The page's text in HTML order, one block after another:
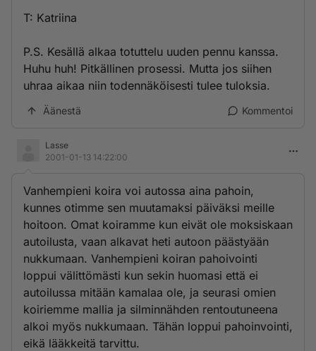
T: Katriina
P.S. Kesällä alkaa totuttelu uuden pennu kanssa.
Huhu huh! Pitkällinen prosessi. Mutta jos siihen
uhraa aikaa niin todennäköisesti tulee tuloksia.
Äänestä Kommentoi
Lasse
2001-01-13 14:22:00
Vanhempieni koira voi autossa aina pahoin,
kunnes otimme sen muutamaksi päiväksi meille
hoitoon. Omat koiramme kun eivät ole moksiskaan
autoilusta, vaan alkavat heti autoon päästyään
nukkumaan. Vanhempieni koiran pahoivointi
loppui välittömästi kun sekin huomasi että ei
autoilussa mitään kamalaa ole, ja seurasi omien
koiriemme mallia ja silminnähden rentoutuneena
alkoi myös nukkumaan. Tähän loppui pahoinvointi,
eikä lääkkeitä tarvittu.